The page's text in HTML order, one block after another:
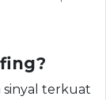
sinyal terkuat